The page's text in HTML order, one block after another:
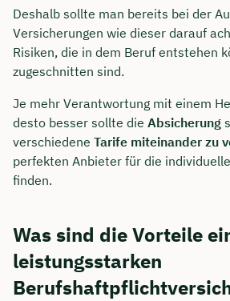
Deshalb sollte man bereits bei der
Versicherungen wie dieser darauf
Risiken, die in dem Beruf entstehen
zugeschnitten sind.
Je mehr Verantwortung mit einem
desto besser sollte die Absicherung
verschiedene Tarife miteinander zu
perfekten Anbieter für die
finden.
Was sind die Vorteile
leistungsstarken